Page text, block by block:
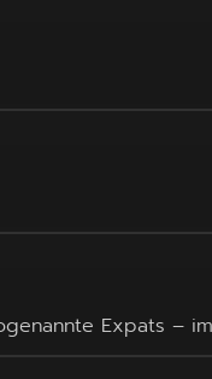
Expats –